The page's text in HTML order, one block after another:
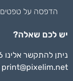
הדפסה על טפטים
יש לכם שאלה?
ניתן להתקשר אלינו 1700-706-906 , לשלוח מייל
print@pixelim.net